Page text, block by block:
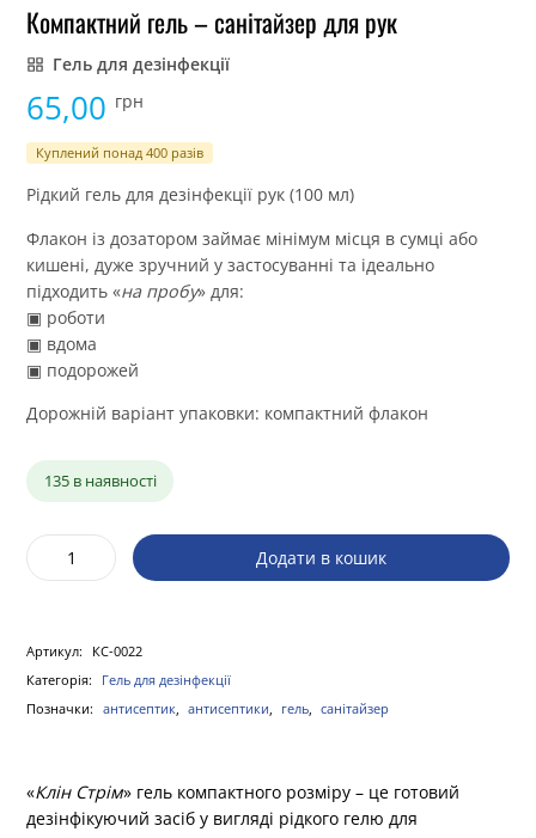
Компактний гель – санітайзер для рук
Гель для дезінфекції
65,00 грн
Куплений понад 400 разів
Рідкий гель для дезінфекції рук (100 мл)
Флакон із дозатором займає мінімум місця в сумці або
кишені, дуже зручний у застосуванні та ідеально
підходить «на пробу» для:
▣ роботи
▣ вдома
▣ подорожей
Дорожній варіант упаковки: компактний флакон
135 в наявності
Компактний
санітайзер
для
Додати в кошик
Артикул:
КС-0022
Категорія:
Гель для дезінфекції
Позначки: антисептик антисептики гель, санітайзер
«Клін Стрім» гель компактного розміру – це готовий
дезінфікуючий засіб у вигляді рідкого гелю для